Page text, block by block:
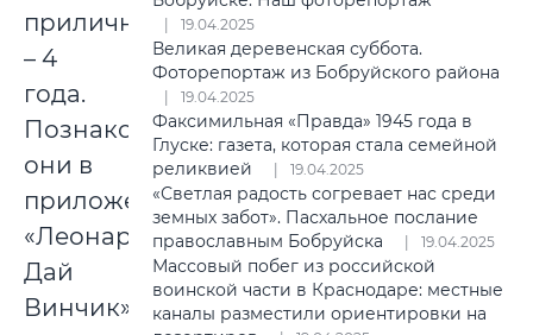
приличный
– 4
года.
Познакомились
они в
приложении
«Леонардо
Дай
Винчик»
19.04.2025
Великая деревенская суббота.
Фоторепортаж из Бобруйского района
19.04.2025
Факсимильная «Правда» 1945 года в
Глуске: газета, которая стала семейной
реликвией
19.04.2025
«Светлая радость согревает нас среди
земных забот». Пасхальное послание
православным Бобруйска
19.04.2025
Массовый побег из российской
воинской части в Краснодаре: местные
каналы разместили ориентировки на